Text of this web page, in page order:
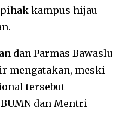
kampus hijau
dan Parmas Bawaslu
mengatakan, meski
tersebut
dan Mentri